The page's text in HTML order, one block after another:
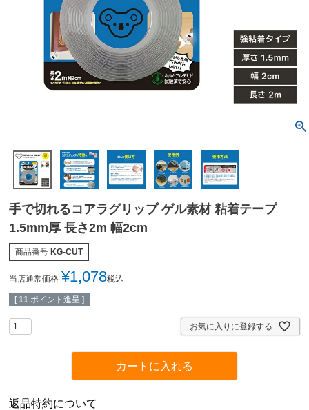
手で切れるコアラグリップ ゲル素材 粘着テープ
1.5mm厚 長さ2m 幅2cm
商品番号 KG-CUT
当店通常価格 ¥1,078税込
[ 11 ポイント進呈 ]
お気に入りに登録する
カートに入れる
返品特約について